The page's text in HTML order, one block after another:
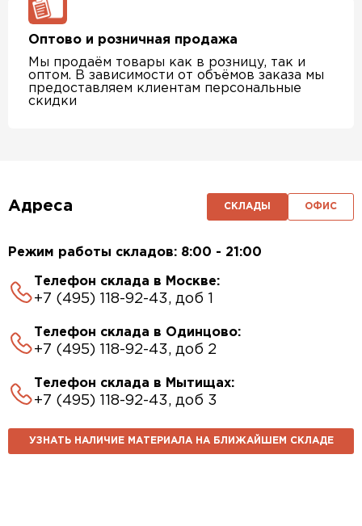
Оптово и розничная продажа
Мы продаём товары как в розницу, так и
оптом. В зависимости от объёмов заказа мы
предоставляем клиентам персональные
скидки
Адреса СКЛАДЫ ОФИС
Режим работы складов: 8:00 - 21:00
Телефон склада в Москве:
+7 (495) 118-92-43, доб 1
Телефон склада в Одинцово:
+7 (495) 118-92-43, доб 2
Телефон склада в Мытищах:
+7 (495) 118-92-43, доб 3
УЗНАТЬ НАЛИЧИЕ МАТЕРИАЛА НА БЛИЖАЙШЕМ СКЛАДЕ